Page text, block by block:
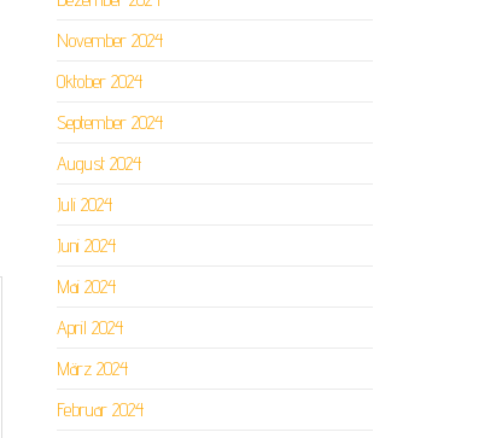
November 2024
Oktober 2024
September 2024
August 2024
Juli 2024
Juni 2024
Mai 2024
April 2024
März 2024
Februar 2024